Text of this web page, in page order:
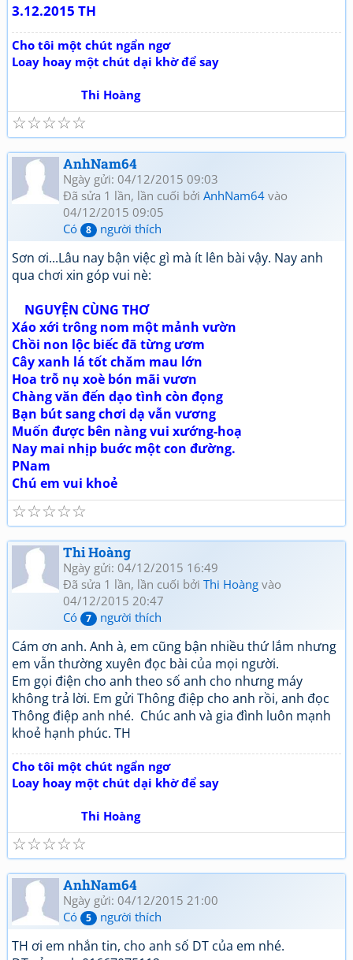
3.12.2015 TH
Cho tôi một chút ngẩn ngơ
Loay hoay một chút dại khờ để say
Thi Hoàng
☆
☆
☆
☆
☆
AnhNam64
Ngày gửi: 04/12/2015 09:03
Đã sửa 1 lần, lần cuối bởi AnhNam64 vào
04/12/2015 09:05
Có
8 người thích
Sơn ơi...Lâu nay bận việc gì mà ít lên bài vậy. Nay anh
qua chơi xin góp vui nè:
NGUYỆN CÙNG THƠ
Xáo xới trông nom một mảnh vườn
Chồi non lộc biếc đã từng ươm
Cây xanh lá tốt chăm mau lớn
Hoa trỗ nụ xoè bón mãi vươn
Chàng văn đến dạo tình còn đọng
Bạn bút sang chơi dạ vẫn vương
Muốn được bên nàng vui xướng-hoạ
Nay mai nhịp buớc một con đường.
PNam
Chú em vui khoẻ
☆
☆
☆
☆
☆
Thi Hoàng
Ngày gửi: 04/12/2015 16:49
Đã sửa 1 lần, lần cuối bởi Thi Hoàng vào
04/12/2015 20:47
Có
7 người thích
Cám ơn anh. Anh à, em cũng bận nhiều thứ lắm nhưng
em vẫn thường xuyên đọc bài của mọi người.
Em gọi điện cho anh theo số anh cho nhưng máy
không trả lời. Em gửi Thông điệp cho anh rồi, anh đọc
Thông điệp anh nhé. Chúc anh và gia đình luôn mạnh
khoẻ hạnh phúc. TH
Cho tôi một chút ngẩn ngơ
Loay hoay một chút dại khờ để say
Thi Hoàng
☆
☆
☆
☆
☆
AnhNam64
Ngày gửi: 04/12/2015 21:00
Có
5 người thích
TH ơi em nhắn tin, cho anh số DT của em nhé.